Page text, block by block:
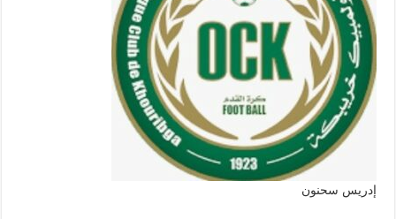
إدريس سحنون